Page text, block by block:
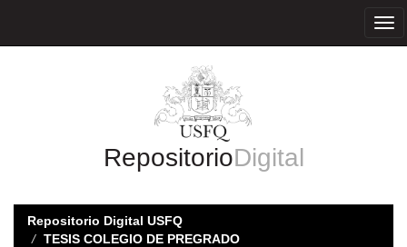
RepositorioDigital
Repositorio Digital USFQ
TESIS COLEGIO DE PREGRADO